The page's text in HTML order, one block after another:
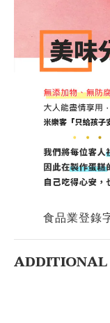
食品業登錄